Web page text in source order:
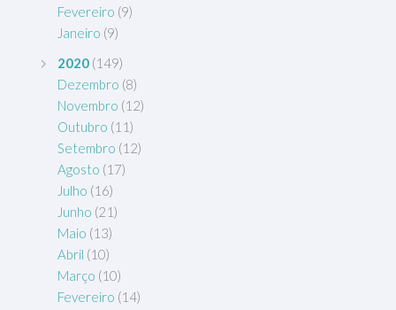
Fevereiro (9)
Janeiro (9)
2020 (149)
Dezembro (8)
Novembro (12)
Outubro (11)
Setembro (12)
Agosto (17)
Julho (16)
Junho (21)
Maio (13)
Abril (10)
Março (10)
Fevereiro (14)